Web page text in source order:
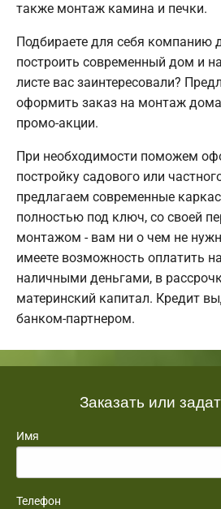
также монтаж камина и печки.
Подбираете для себя компанию
построить современный дом и
листе вас заинтересовали?
оформить заказ на монтаж
промо-акции.
При необходимости поможем
постройку садового или
предлагаем современные
полностью под ключ, со своей
монтажом - вам ни о чем не
имеете возможность оплатить
наличными деньгами, в
материнский капитал. Кредит
банком-партнером.
Заказать или
Имя
Телефон